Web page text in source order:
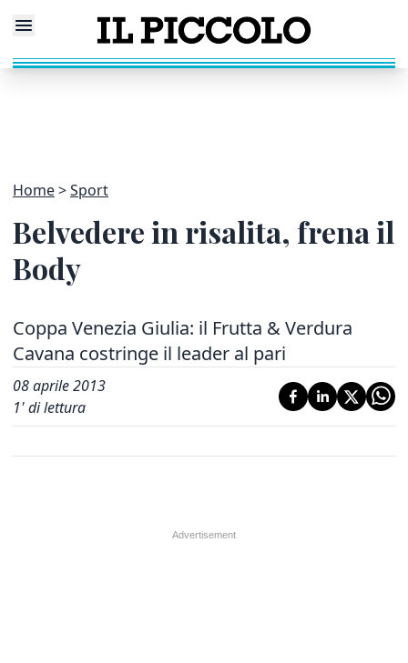
Home Sport
Belvedere in risalita, frena il
Body
Coppa Venezia Giulia: il Frutta & Verdura
Cavana costringe il leader al pari
08 aprile 2013
1' di lettura